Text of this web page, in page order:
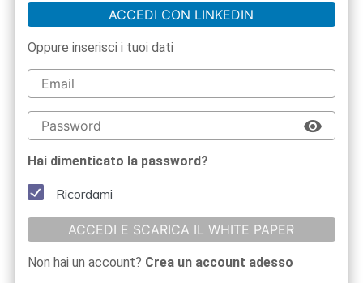
ACCEDI CON LINKEDIN
Oppure inserisci i tuoi dati
Hai dimenticato la password?
Ricordami
ACCEDI E SCARICA IL WHITE PAPER
Non hai un account? Crea un account adesso